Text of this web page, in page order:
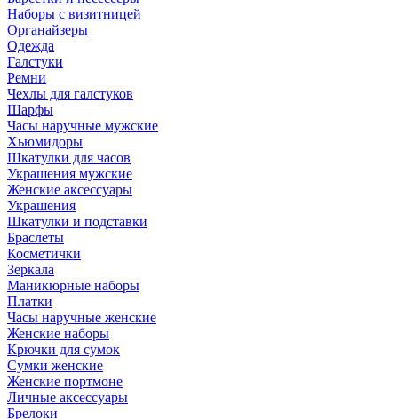
Наборы с визитницей
Органайзеры
Одежда
Галстуки
Ремни
Чехлы для галстуков
Шарфы
Часы наручные мужские
Хьюмидоры
Шкатулки для часов
Украшения мужские
Женские аксессуары
Украшения
Шкатулки и подставки
Браслеты
Косметички
Зеркала
Маникюрные наборы
Платки
Часы наручные женские
Женские наборы
Крючки для сумок
Сумки женские
Женские портмоне
Личные аксессуары
Брелоки